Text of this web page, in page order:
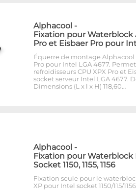
Alphacool -
Fixation pour Waterblock
Pro et Eisbaer Pro pour
Équerre de montage Alphacool
Pro pour Intel LGA 4677.
refroidisseurs CPU XPX Pro et
socket serveur Intel LGA 4677.
Dimensions (L x l x H) 118,60…
Alphacool -
Fixation pour Waterblock
Socket 1150, 1155, 1156
Fixation seule pour le
XP pour Intel socket 1150/115/1156